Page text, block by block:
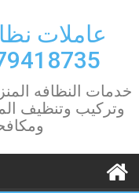
contentعاملات
0549362075
خدمات النظافه
وتركيب وتنظيف